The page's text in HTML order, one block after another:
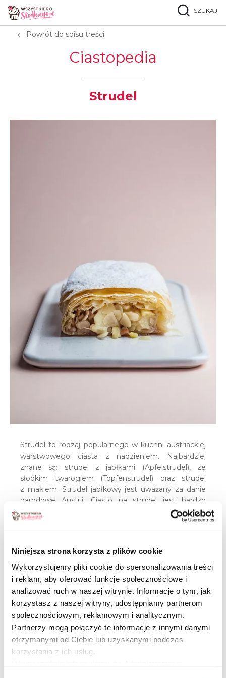
Niniejsza strona korzysta z plików cookie
Wykorzystujemy pliki cookie do spersonalizowania treści
i reklam, aby oferować funkcje społecznościowe i
analizować ruch w naszej witrynie. Informacje o tym, jak
korzystasz z naszej witryny, udostępniamy partnerom
społecznościowym, reklamowym i analitycznym.
Partnerzy mogą połączyć te informacje z innymi danymi
otrzymanymi od Ciebie lub uzyskanymi podczas
korzystania z ich usług.
SZUKAJ
Strona główna
Powrót do spisu treści
Ciastopedia
Strudel
Strudel to rodzaj popularnego w kuchni austriackiej
warstwowego ciasta z nadzieniem. Najbardziej
znane są: strudel z jabłkami (Apfelstrudel), ze
słodkim twarogiem (Topfenstrudel) oraz strudel
z makiem. Strudel jabłkowy jest uważany za danie
narodowe Austrii. Ciasto na strudel jest bardzo
elastyczne, dzięki czemu można je cienko
rozwałkować i rozciągnąć. Powinno być tak cienkie
a następnie delikatnie zawija ciasto. Podczas
pieczenia strudel smaruje się kilka razy masłem.
Upieczony strudel oprósza się cukrem pudrem
i podaje pokrojony w plastry na ciepło lub zimno
z bitą śmietaną, lodami lub sosem waniliowym.
Zobacz
Sprawdź przepisy